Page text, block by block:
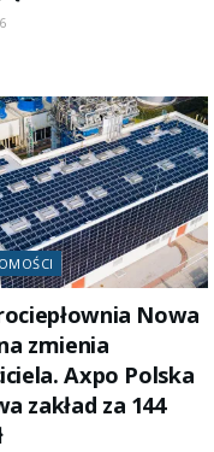
Nowa
zmienia
Axpo Polska
zakład za 144